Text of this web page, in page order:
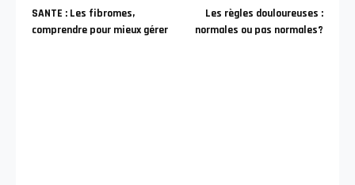
SANTE : Les fibromes,
comprendre pour mieux gérer
Les règles douloureuses :
normales ou pas normales?